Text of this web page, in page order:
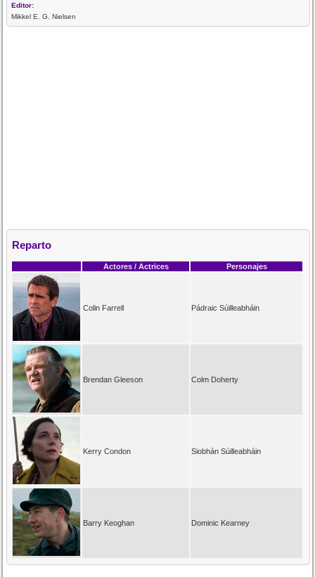
Editor:
Mikkel E. G. Nielsen
Reparto
Actores / Actrices Personajes
Colin Farrell Pádraic Súilleabháin
Brendan Gleeson Colm Doherty
Kerry Condon Siobhán Súilleabháin
Barry Keoghan Dominic Kearney